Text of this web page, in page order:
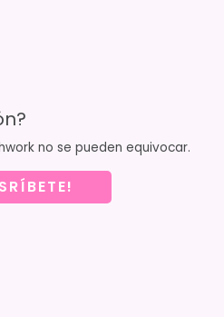
no se pueden equivocar.